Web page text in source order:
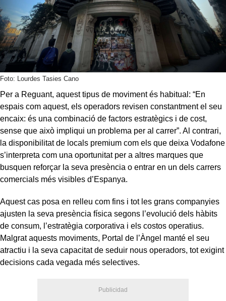
Foto: Lourdes Tasies Cano
Per a Reguant, aquest tipus de moviment és habitual: “En
espais com aquest, els operadors revisen constantment el seu
encaix: és una combinació de factors estratègics i de cost,
sense que això impliqui un problema per al carrer”. Al contrari,
la disponibilitat de locals premium com els que deixa Vodafone
s’interpreta com una oportunitat per a altres marques que
busquen reforçar la seva presència o entrar en un dels carrers
comercials més visibles d’Espanya.
Aquest cas posa en relleu com fins i tot les grans companyies
ajusten la seva presència física segons l’evolució dels hàbits
de consum, l’estratègia corporativa i els costos operatius.
Malgrat aquests moviments, Portal de l’Àngel manté el seu
atractiu i la seva capacitat de seduir nous operadors, tot exigint
decisions cada vegada més selectives.